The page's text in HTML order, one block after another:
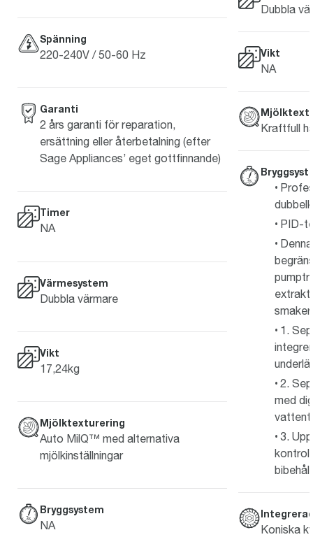
Spänning
220-240V / 50-60 Hz
Garanti
2 års garanti för reparation,
ersättning eller återbetalning (efter
Sage Appliances’ eget gottfinnande)
Timer
NA
Värmesystem
Dubbla värmare
Vikt
17,24kg
Mjölktexturering
Auto MilQ™ med alternativa
mjölkinställningar
Bryggsystem
NA
Dubbla
Vikt
NA
Kraftfull
PID-
1.
2.
med
3.
Koniska